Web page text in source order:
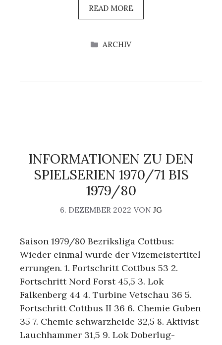
READ MORE
KATEGORIEN
ARCHIV
INFORMATIONEN ZU DEN
SPIELSERIEN 1970/71 BIS
1979/80
6. DEZEMBER 2022 VON JG
Saison 1979/80 Bezriksliga Cottbus:
Wieder einmal wurde der Vizemeistertitel
errungen. 1. Fortschritt Cottbus 53 2.
Fortschritt Nord Forst 45,5 3. Lok
Falkenberg 44 4. Turbine Vetschau 36 5.
Fortschritt Cottbus II 36 6. Chemie Guben
35 7. Chemie schwarzheide 32,5 8. Aktivist
Lauchhammer 31,5 9. Lok Doberlug-